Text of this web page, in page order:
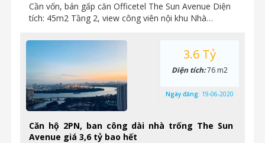
Cần vốn, bán gấp căn Officetel The Sun Avenue Diện
tích: 45m2 Tầng 2, view công viên nội khu Nhà…
Căn hộ 2PN, ban công dài nhà trống The Sun
Avenue giá 3,6 tỷ bao hết
3.6 Tỷ
Diện tích:76 m2
Ngày đăng: 19-06-2020